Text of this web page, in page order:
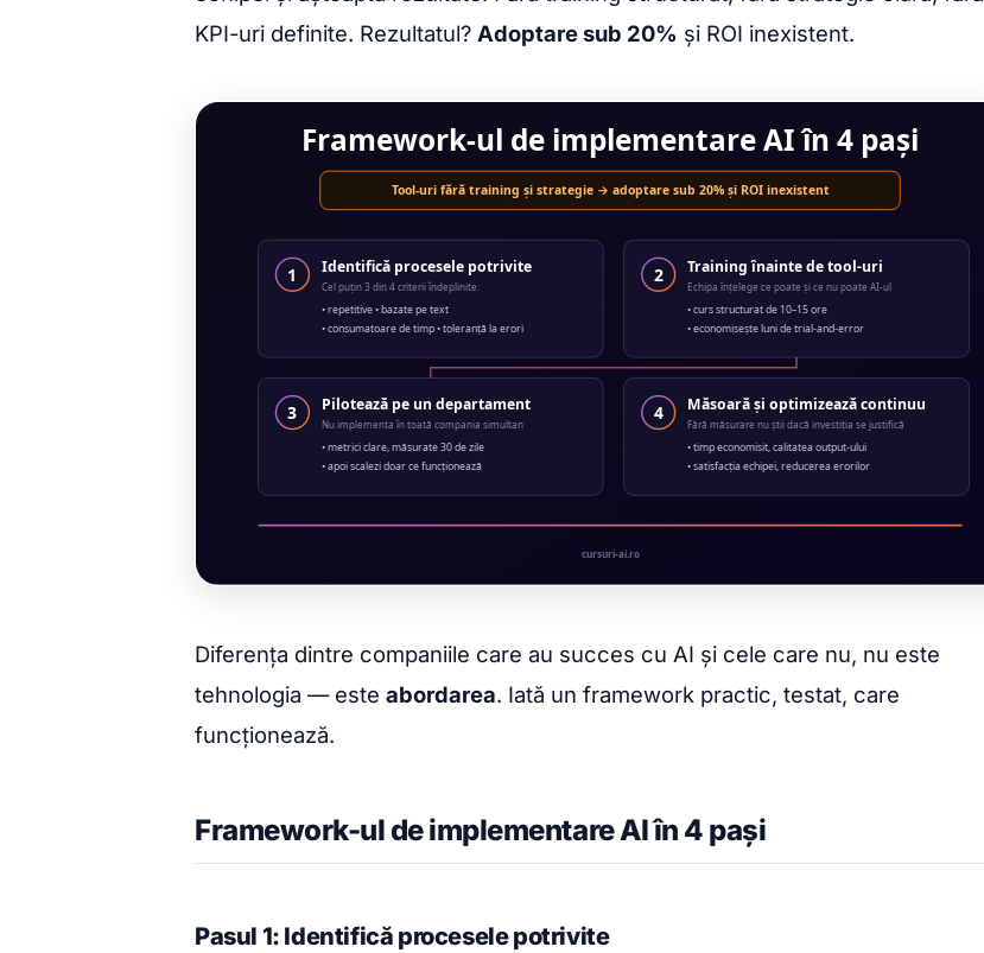
KPI-uri definite. Rezultatul? Adoptare sub 20% și ROI inexistent.
Diferența dintre companiile care au succes cu AI și cele care nu, nu este
tehnologia — este abordarea. Iată un framework practic, testat, care
funcționează.
Framework-ul de implementare AI în 4 pași
Pasul 1: Identifică procesele potrivite